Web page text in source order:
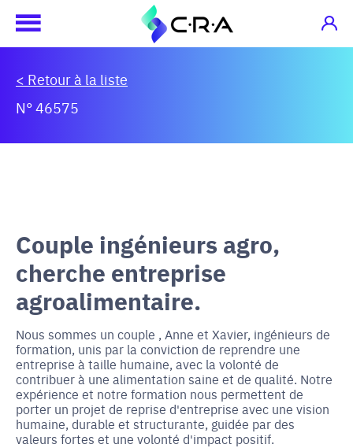
< Retour à la liste
N° 46575
Couple ingénieurs agro,
cherche entreprise
agroalimentaire.
Nous sommes un couple , Anne et Xavier, ingénieurs de
formation, unis par la conviction de reprendre une
entreprise à taille humaine, avec la volonté de
contribuer à une alimentation saine et de qualité. Notre
expérience et notre formation nous permettent de
porter un projet de reprise d'entreprise avec une vision
humaine, durable et structurante, guidée par des
valeurs fortes et une volonté d'impact positif.